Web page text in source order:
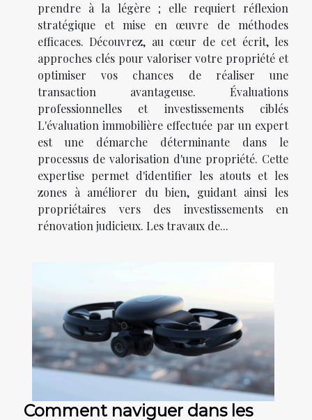
prendre à la légère ; elle requiert réflexion
stratégique et mise en œuvre de méthodes
efficaces. Découvrez, au cœur de cet écrit, les
approches clés pour valoriser votre propriété et
optimiser vos chances de réaliser une
transaction avantageuse. Évaluations
professionnelles et investissements ciblés
L'évaluation immobilière effectuée par un expert
est une démarche déterminante dans le
processus de valorisation d'une propriété. Cette
expertise permet d'identifier les atouts et les
zones à améliorer du bien, guidant ainsi les
propriétaires vers des investissements en
rénovation judicieux. Les travaux de...
Comment naviguer dans les